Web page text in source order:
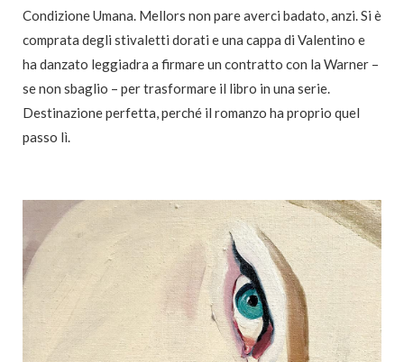
Condizione Umana. Mellors non pare averci badato, anzi. Si è
comprata degli stivaletti dorati e una cappa di Valentino e
ha danzato leggiadra a firmare un contratto con la Warner –
se non sbaglio – per trasformare il libro in una serie.
Destinazione perfetta, perché il romanzo ha proprio quel
passo lì.